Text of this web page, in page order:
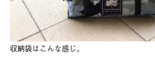
収納袋はこんな感じ。